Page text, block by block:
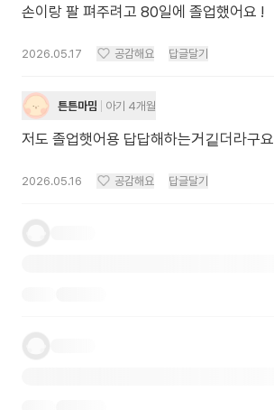
손이랑 팔 펴주려고 80일에 졸업했어요 !
2026.05.17 공감해요 답글달기
튼튼마밈 아기 4개월
저도 졸업햇어용 답답해하는거깉더라구요
2026.05.16 공감해요 답글달기